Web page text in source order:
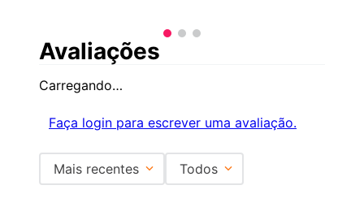
Avaliações
Carregando…
Faça login para escrever uma avaliação.
Mais recentes Todos